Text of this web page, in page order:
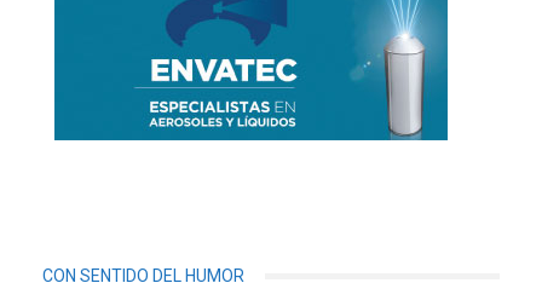
CON SENTIDO DEL HUMOR